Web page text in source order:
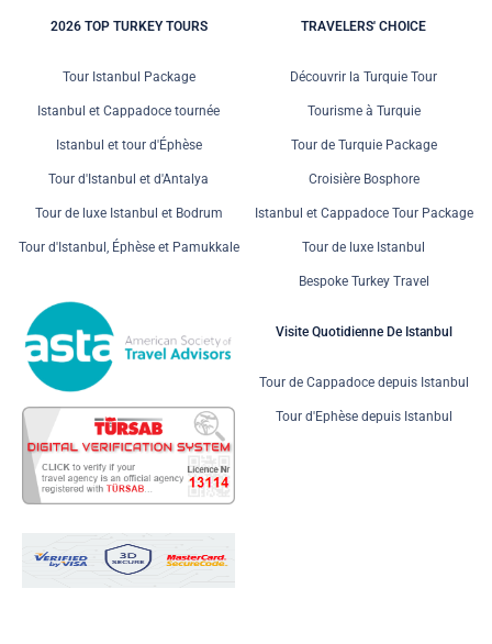
2026 TOP TURKEY TOURS
Tour Istanbul Package
Istanbul et Cappadoce tournée
Istanbul et tour d'Éphèse
Tour d'Istanbul et d'Antalya
Tour de luxe Istanbul et Bodrum
Tour d'Istanbul, Éphèse et Pamukkale
TRAVELERS' CHOICE
Découvrir la Turquie Tour
Tourisme à Turquie
Tour de Turquie Package
Croisière Bosphore
Istanbul et Cappadoce Tour Package
Tour de luxe Istanbul
Bespoke Turkey Travel
Visite Quotidienne De Istanbul
Tour de Cappadoce depuis Istanbul
Tour d'Ephèse depuis Istanbul